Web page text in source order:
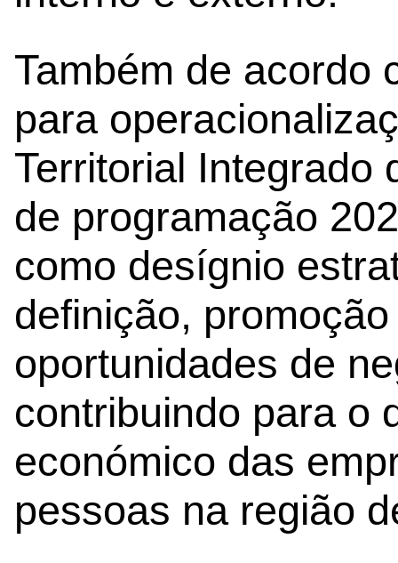
Também de acordo
para
Territorial Integrado
de programação
como desígnio
definição,
oportunidades de
contribuindo para o
económico das
pessoas na região